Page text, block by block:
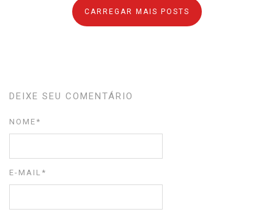
CARREGAR MAIS POSTS
DEIXE SEU COMENTÁRIO
NOME *
E-MAIL *